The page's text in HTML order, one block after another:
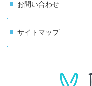
お問い合わせ
サイトマップ